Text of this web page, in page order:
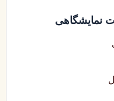
نمایشگاهی